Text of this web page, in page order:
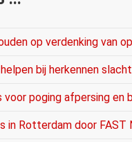
op verdenking van
bij herkennen
poging afpersing en
in Rotterdam door FAST